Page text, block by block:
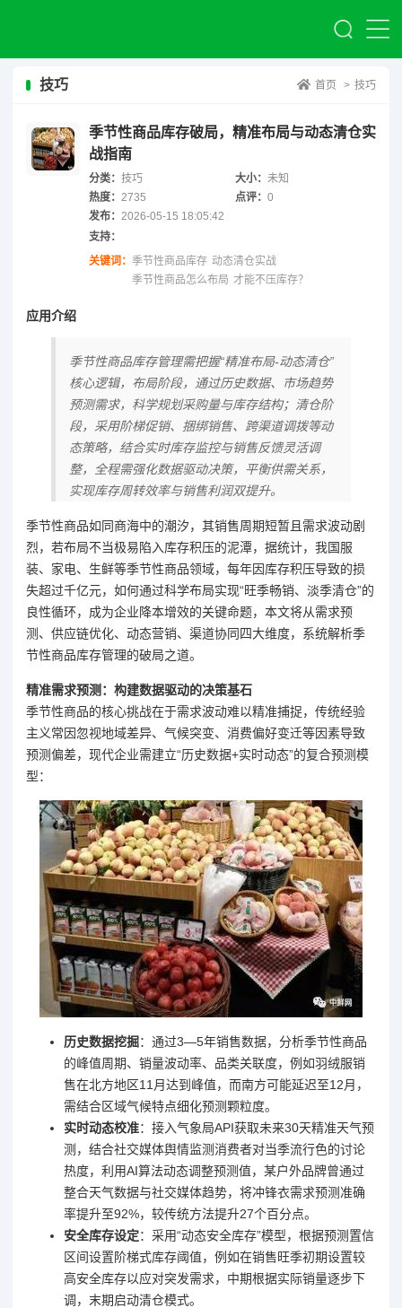
技巧 首页 > 技巧
季节性商品库存破局，精准布局与动态清仓实
战指南
分类： 技巧 大小：未知
热度： 2735 点评：0
发布： 2026-05-15 18:05:42
支持：
关键词： 季节性商品库存 动态清仓实战
季节性商品怎么布局 才能不压库存？
应用介绍
季节性商品库存管理需把握“精准布局-动态清仓”
核心逻辑，布局阶段，通过历史数据、市场趋势
预测需求，科学规划采购量与库存结构；清仓阶
段，采用阶梯促销、捆绑销售、跨渠道调拨等动
态策略，结合实时库存监控与销售反馈灵活调
整，全程需强化数据驱动决策，平衡供需关系，
实现库存周转效率与销售利润双提升。
季节性商品如同商海中的潮汐，其销售周期短暂且需求波动剧
烈，若布局不当极易陷入库存积压的泥潭，据统计，我国服
装、家电、生鲜等季节性商品领域，每年因库存积压导致的损
失超过千亿元，如何通过科学布局实现“旺季畅销、淡季清仓”的
良性循环，成为企业降本增效的关键命题，本文将从需求预
测、供应链优化、动态营销、渠道协同四大维度，系统解析季
节性商品库存管理的破局之道。
精准需求预测：构建数据驱动的决策基石
季节性商品的核心挑战在于需求波动难以精准捕捉，传统经验
主义常因忽视地域差异、气候突变、消费偏好变迁等因素导致
预测偏差，现代企业需建立“历史数据+实时动态”的复合预测模
型：
历史数据挖掘：通过3—5年销售数据，分析季节性商品
的峰值周期、销量波动率、品类关联度，例如羽绒服销
售在北方地区11月达到峰值，而南方可能延迟至12月，
需结合区域气候特点细化预测颗粒度。
实时动态校准：接入气象局API获取未来30天精准天气预
测，结合社交媒体舆情监测消费者对当季流行色的讨论
热度，利用AI算法动态调整预测值，某户外品牌曾通过
整合天气数据与社交媒体趋势，将冲锋衣需求预测准确
率提升至92%，较传统方法提升27个百分点。
安全库存设定：采用“动态安全库存”模型，根据预测置信
区间设置阶梯式库存阈值，例如在销售旺季初期设置较
高安全库存以应对突发需求，中期根据实际销量逐步下
调，末期启动清仓模式。